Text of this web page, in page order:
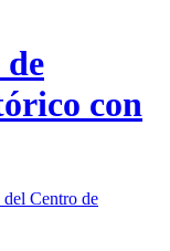
con